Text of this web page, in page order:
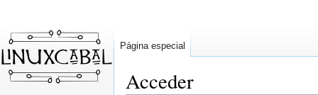
Acceder
Página especial